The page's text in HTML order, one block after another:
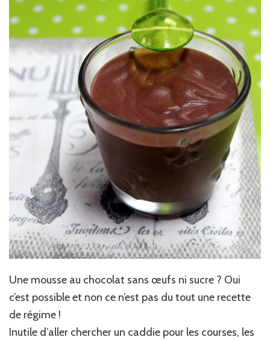
Une mousse au chocolat sans œufs ni sucre ? Oui
c’est possible et non ce n’est pas du tout une recette
de régime !
Inutile d’aller chercher un caddie pour les courses, les